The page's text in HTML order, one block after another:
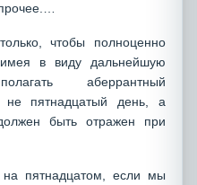
чтобы полноценно
в виду дальнейшую
аберрантный
не пятнадцатый день, а
быть отражен при
пятнадцатом, если мы